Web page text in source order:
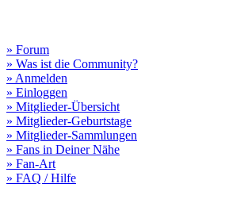
» Forum
» Was ist die Community?
» Anmelden
» Einloggen
» Mitglieder-Übersicht
» Mitglieder-Geburtstage
» Mitglieder-Sammlungen
» Fans in Deiner Nähe
» Fan-Art
» FAQ / Hilfe